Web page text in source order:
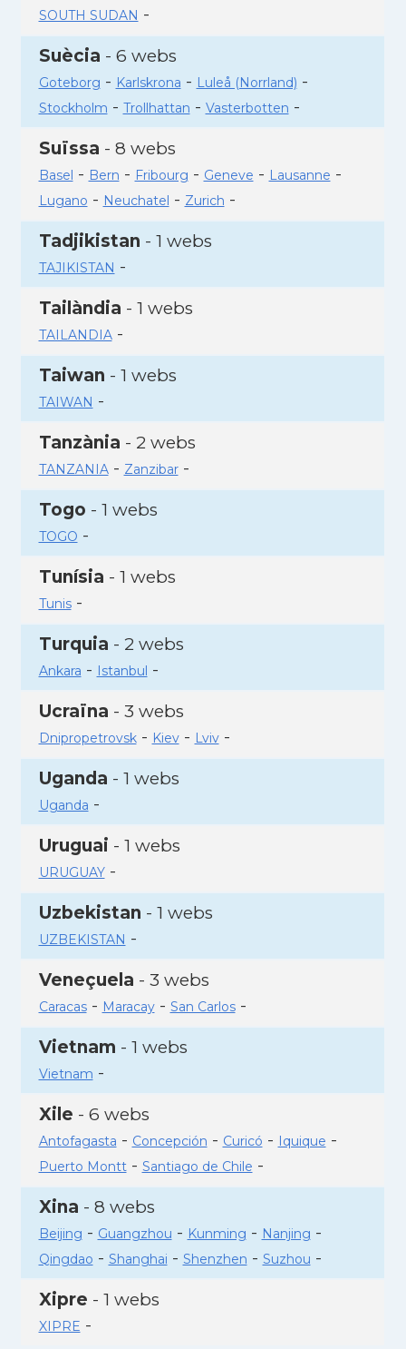
SOUTH SUDAN -
Suècia - 6 webs
Goteborg - Karlskrona - Luleå (Norrland) -
Stockholm - Trollhattan - Vasterbotten -
Suïssa - 8 webs
Basel - Bern - Fribourg - Geneve - Lausanne -
Lugano - Neuchatel - Zurich -
Tadjikistan - 1 webs
TAJIKISTAN -
Tailàndia - 1 webs
TAILANDIA-
Taiwan - 1 webs
TAIWAN -
Tanzània - 2 webs
TANZANIA- Zanzibar-
Togo - 1 webs
TOGO -
Tunísia - 1 webs
Tunis-
Turquia - 2 webs
Ankara - Istanbul -
Ucraïna - 3 webs
Dnipropetrovsk- Kiev- Lviv-
Uganda - 1 webs
Uganda -
Uruguai - 1 webs
URUGUAY-
Uzbekistan - 1 webs
UZBEKISTAN -
Veneçuela - 3 webs
Caracas- Maracay- San Carlos-
Vietnam - 1 webs
Vietnam -
Xile - 6 webs
Antofagasta - Concepción - Curicó - Iquique -
Puerto Montt- Santiago de Chile -
Xina - 8 webs
Beijing - Guangzhou - Kunming - Nanjing -
Qingdao - Shanghai - Shenzhen - Suzhou -
Xipre - 1 webs
XIPRE -